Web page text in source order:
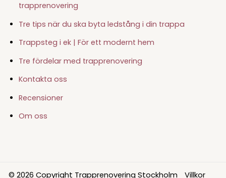
trapprenovering
Tre tips när du ska byta ledstång i din trappa
Trappsteg i ek | För ett modernt hem
Tre fördelar med trapprenovering
Kontakta oss
Recensioner
Om oss
© 2026 Copyright Trapprenovering Stockholm Villkor